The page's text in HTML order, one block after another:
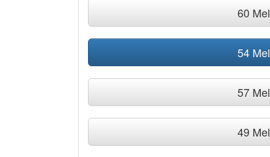
60
54
57
49